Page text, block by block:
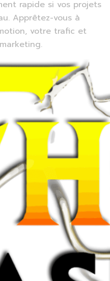
rapide si vos projets
Apprêtez-vous à
votre trafic et